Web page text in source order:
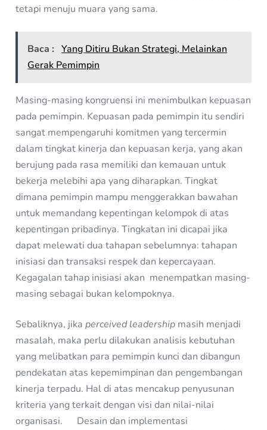
tetapi menuju muara yang sama.
Baca : Yang Ditiru Bukan Strategi, Melainkan
Gerak Pemimpin
Masing-masing kongruensi ini menimbulkan kepuasan
pada pemimpin. Kepuasan pada pemimpin itu sendiri
sangat mempengaruhi komitmen yang tercermin
dalam tingkat kinerja dan kepuasan kerja, yang akan
berujung pada rasa memiliki dan kemauan untuk
bekerja melebihi apa yang diharapkan. Tingkat
dimana pemimpin mampu menggerakkan bawahan
untuk memandang kepentingan kelompok di atas
kepentingan pribadinya. Tingkatan ini dicapai jika
dapat melewati dua tahapan sebelumnya: tahapan
inisiasi dan transaksi respek dan kepercayaan.
Kegagalan tahap inisiasi akan menempatkan masing-
masing sebagai bukan kelompoknya.
Sebaliknya, jikaperceived leadership masih menjadi
masalah, maka perlu dilakukan analisis kebutuhan
yang melibatkan para pemimpin kunci dan dibangun
pendekatan atas kepemimpinan dan pengembangan
kinerja terpadu. Hal di atas mencakup penyusunan
kriteria yang terkait dengan visi dan nilai-nilai
organisasi. Desain dan implementasi